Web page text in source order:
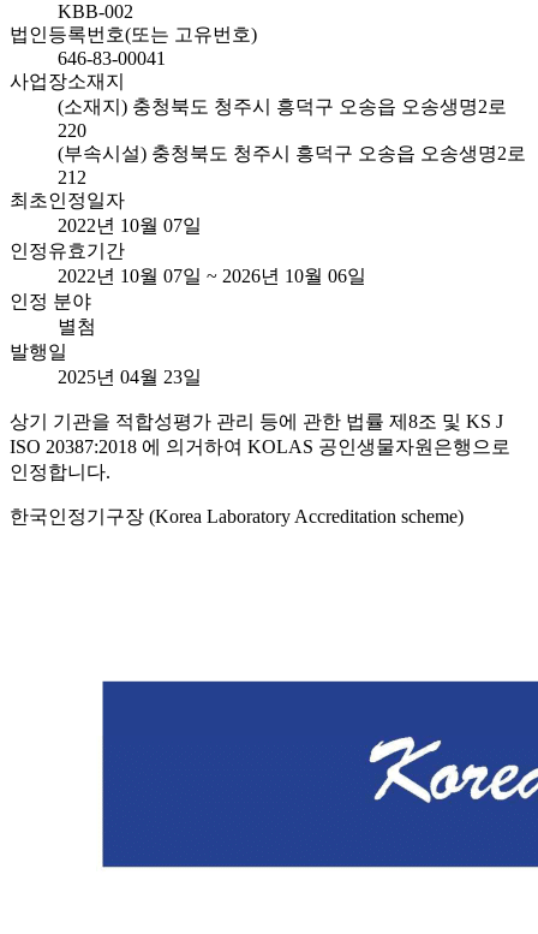
KBB-002
법인등록번호(또는 고유번호)
646-83-00041
사업장소재지
(소재지) 충청북도 청주시 흥덕구 오송읍 오송생명2로
220
(부속시설) 충청북도 청주시 흥덕구 오송읍 오송생명2로
212
최초인정일자
2022년 10월 07일
인정유효기간
2022년 10월 07일 ~ 2026년 10월 06일
인정 분야
별첨
발행일
2025년 04월 23일
상기 기관을 적합성평가 관리 등에 관한 법률 제8조 및 KS J
ISO 20387:2018 에 의거하여 KOLAS 공인생물자원은행으로
인정합니다.
한국인정기구장 (Korea Laboratory Accreditation scheme)